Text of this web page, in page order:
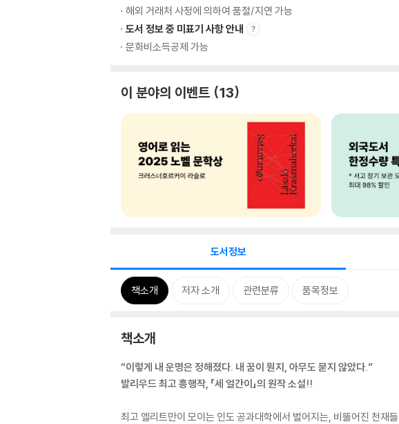
해외 거래처 사정에 의하여 품절/지연 가능
도서 정보 중 미표기 사항 안내
문화비소득공제 가능
이 분야의 이벤트 13
도서정보
책소개 저자 소개 관련분류 품목정보
책소개
“이렇게 내 운명은 정해졌다. 내 꿈이 뭔지, 아무도 묻지 않았다.”
발리우드 최고 흥행작, 「세 얼간이」의 원작 소설!!
최고 엘리트만이 모이는 인도 공과대학에서 벌어지는, 비뚤어진 천